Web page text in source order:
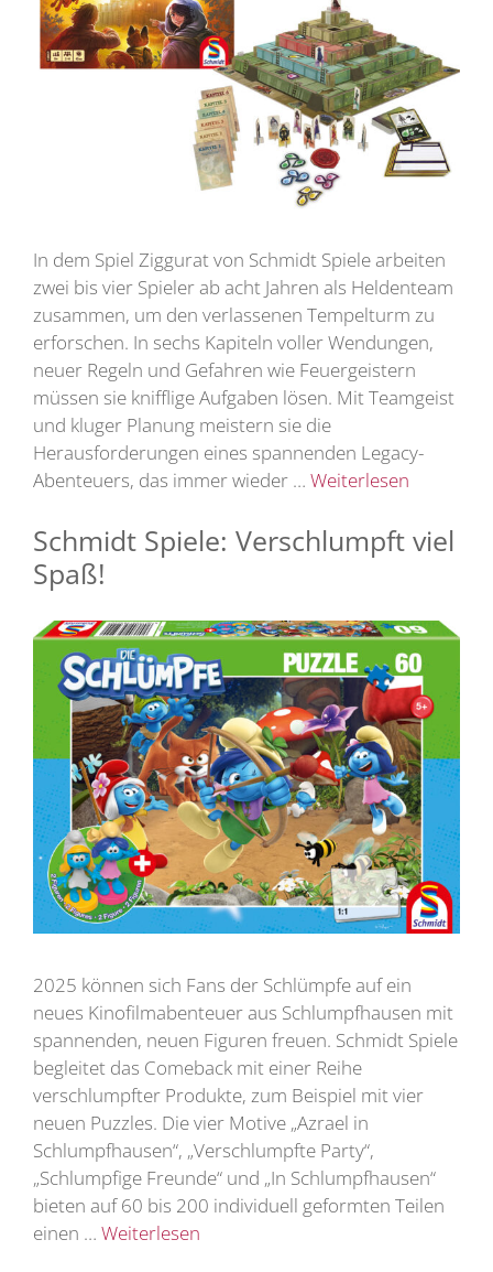
In dem Spiel Ziggurat von Schmidt Spiele arbeiten
zwei bis vier Spieler ab acht Jahren als Heldenteam
zusammen, um den verlassenen Tempelturm zu
erforschen. In sechs Kapiteln voller Wendungen,
neuer Regeln und Gefahren wie Feuergeistern
müssen sie knifflige Aufgaben lösen. Mit Teamgeist
und kluger Planung meistern sie die
Herausforderungen eines spannenden Legacy-
Abenteuers, das immer wieder … Weiterlesen
Schmidt Spiele: Verschlumpft viel
Spaß!
2025 können sich Fans der Schlümpfe auf ein
neues Kinofilmabenteuer aus Schlumpfhausen mit
spannenden, neuen Figuren freuen. Schmidt Spiele
begleitet das Comeback mit einer Reihe
verschlumpfter Produkte, zum Beispiel mit vier
neuen Puzzles. Die vier Motive „Azrael in
Schlumpfhausen“, „Verschlumpfte Party“,
„Schlumpfige Freunde“ und „In Schlumpfhausen“
bieten auf 60 bis 200 individuell geformten Teilen
einen … Weiterlesen